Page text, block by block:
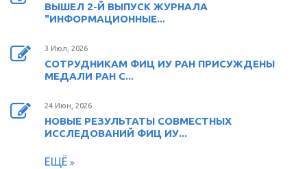
ВЫШЕЛ 2-Й ВЫПУСК ЖУРНАЛА
"ИНФОРМАЦИОННЫЕ...
3 Июл, 2026
СОТРУДНИКАМ ФИЦ ИУ РАН ПРИСУЖДЕНЫ
МЕДАЛИ РАН С...
24 Июн, 2026
НОВЫЕ РЕЗУЛЬТАТЫ СОВМЕСТНЫХ
ИССЛЕДОВАНИЙ ФИЦ ИУ...
ЕЩЁ